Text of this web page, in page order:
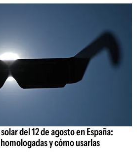
del 12 de agosto en España:
y cómo usarlas